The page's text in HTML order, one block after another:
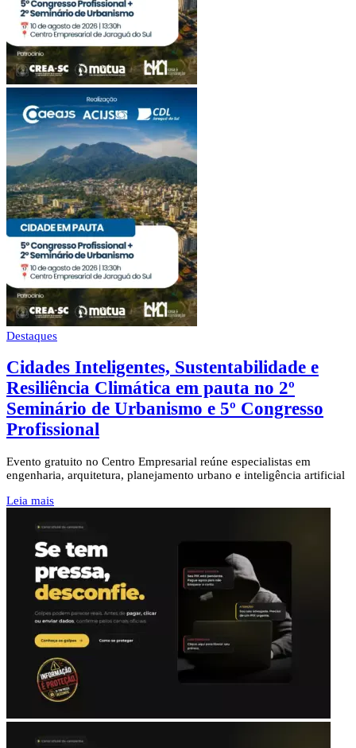
Destaques
Cidades Inteligentes, Sustentabilidade e
Resiliência Climática em pauta no 2º
Seminário de Urbanismo e 5º Congresso
Profissional
Evento gratuito no Centro Empresarial reúne especialistas em
engenharia, arquitetura, planejamento urbano e inteligência artificial
Leia mais